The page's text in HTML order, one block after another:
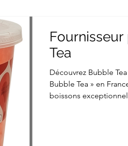
Tea
Découvrez Bubble
Bubble Tea » en
boissons